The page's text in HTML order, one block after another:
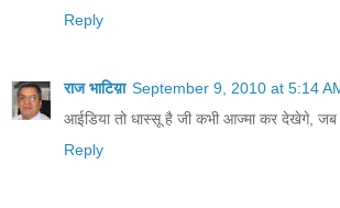
Reply
राज भाटिय़ा September 9, 2010 at 5:14
आईडिया तो धास्सू है जी कभी आज्मा कर देखेगे, जब
Reply